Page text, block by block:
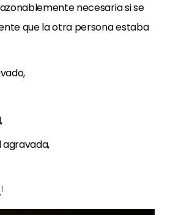
necesaria si se
que la otra persona estaba
agravada,
1